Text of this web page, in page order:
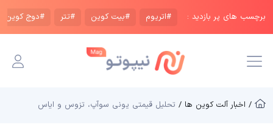
برچسب های پر بازدید : #اتریوم #بیت کوین #تتر #دوج کوین
/ اخبار آلت کوین ها / تحلیل قیمتی یونی سوآپ، تزوس و ایاس